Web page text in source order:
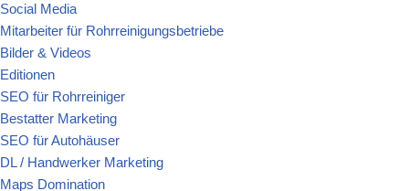
Social Media
Mitarbeiter für Rohrreinigungsbetriebe
Bilder & Videos
Editionen
SEO für Rohrreiniger
Bestatter Marketing
SEO für Autohäuser
DL / Handwerker Marketing
Maps Domination